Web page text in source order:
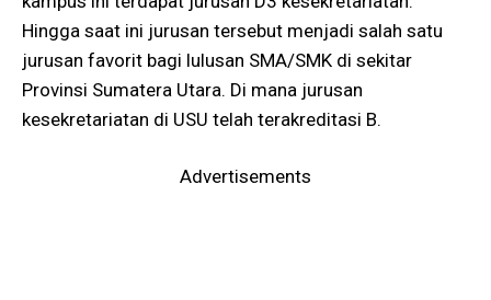
Hingga saat ini jurusan tersebut menjadi salah satu
jurusan favorit bagi lulusan SMA/SMK di sekitar
Provinsi Sumatera Utara. Di mana jurusan
kesekretariatan di USU telah terakreditasi B.
Advertisements